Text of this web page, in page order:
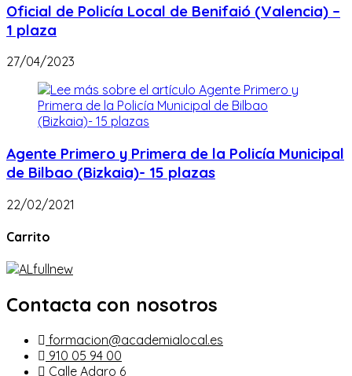
Oficial de Policía Local de Benifaió (Valencia) –
1 plaza
27/04/2023
Agente Primero y Primera de la Policía Municipal
de Bilbao (Bizkaia)- 15 plazas
22/02/2021
Carrito
Contacta con nosotros
formacion@academialocal.es
910 05 94 00
Calle Adaro 6